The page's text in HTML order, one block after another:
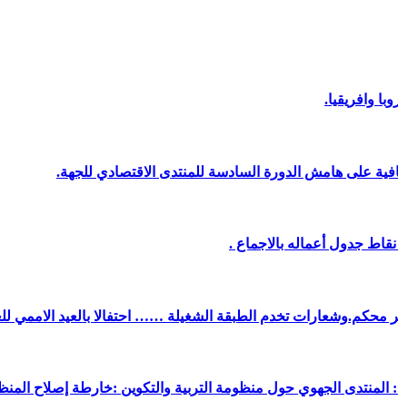
وافريقيا.
على هامش الدورة السادسة للمنتدى الاقتصادي للجهة.
جدول أعماله بالاجماع .
محكم.وشعارات تخدم الطبقة الشغيلة …… احتفالا بالعيد الاممي
المنتدى الجهوي حول منظومة التربية والتكوين :خارطة إصلاح